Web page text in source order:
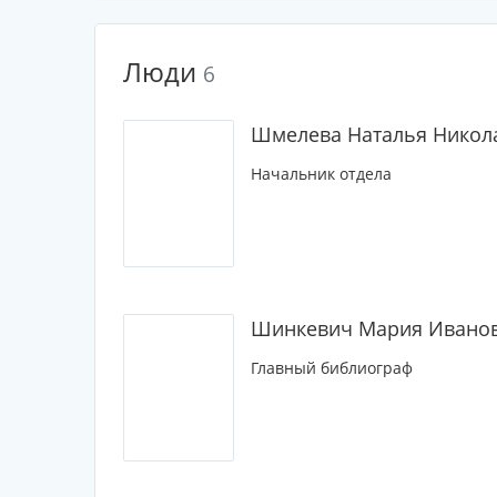
Люди 6
Шмелева Наталья
Начальник отдела
Шинкевич Мария
Главный библиограф